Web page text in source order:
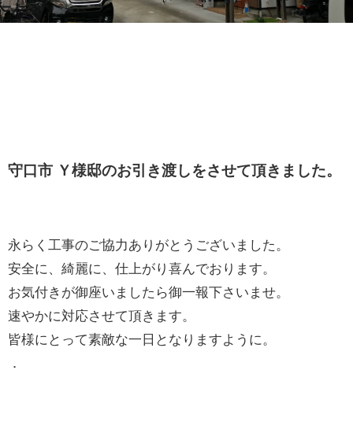
守口市 Ｙ様邸のお引き渡しをさせて頂きました。
永らく工事のご協力ありがとうございました。
安全に、綺麗に、仕上がり喜んでおります。
お気付きが御座いましたら御一報下さいませ。
速やかに対応させて頂きます。
皆様にとって素敵な一日となりますように。